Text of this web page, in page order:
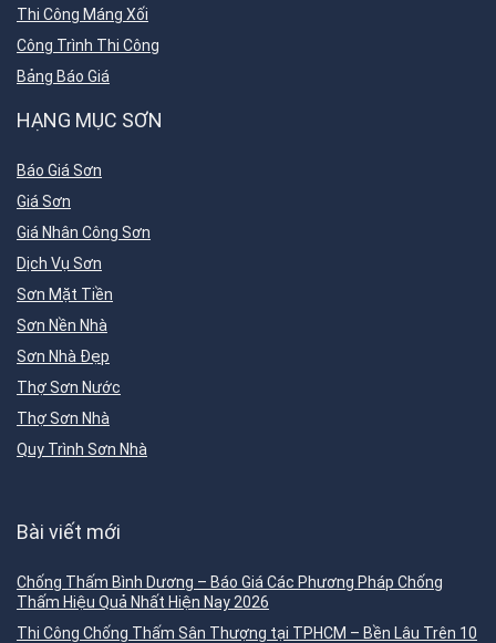
Thi Công Máng Xối
Công Trình Thi Công
Bảng Báo Giá
HẠNG MỤC SƠN
Báo Giá Sơn
Giá Sơn
Giá Nhân Công Sơn
Dịch Vụ Sơn
Sơn Mặt Tiền
Sơn Nền Nhà
Sơn Nhà Đẹp
Thợ Sơn Nước
Thợ Sơn Nhà
Quy Trình Sơn Nhà
Bài viết mới
Chống Thấm Bình Dương – Báo Giá Các Phương Pháp Chống
Thấm Hiệu Quả Nhất Hiện Nay 2026
Thi Công Chống Thấm Sân Thượng tại TPHCM – Bền Lâu Trên 10